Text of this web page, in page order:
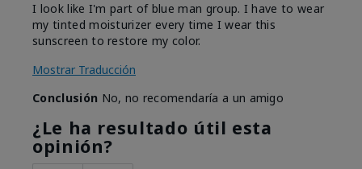
I look like I'm part of blue man group. I have to wear
my tinted moisturizer every time I wear this
sunscreen to restore my color.
Mostrar Traducción
Conclusión No, no recomendaría a un amigo
¿Le ha resultado útil esta
opinión?